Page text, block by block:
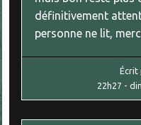
définitivement
personne ne lit,
Écrit
22h27 -